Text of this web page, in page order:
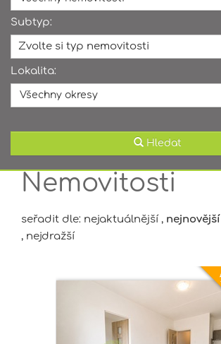
Subtyp:
Zvolte si typ nemovitosti
Lokalita:
Všechny okresy
Hledat
Nemovitosti
seřadit dle: nejaktuálnější , nejnovější
, nejdražší